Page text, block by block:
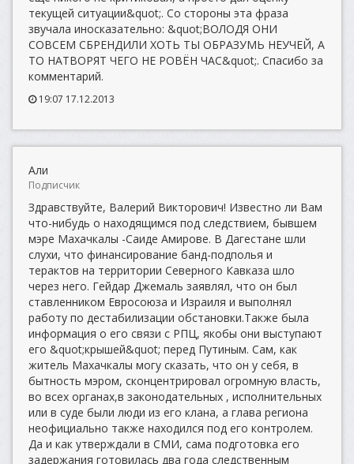
текущей ситуации&quot;. Со стороны эта фраза
звучала иносказательно: &quot;ВОЛОДЯ ОНИ
СОВСЕМ СБРЕНДИЛИ ХОТЬ ТЫ ОБРАЗУМЬ НЕУЧЕЙ, А
ТО НАТВОРЯТ ЧЕГО НЕ РОВЁН ЧАС&quot;. Спасибо за
комментарий.
19:07 17.12.2013
Али
Подписчик
Здравствуйте, Валерий Викторович! Известно ли Вам
что-нибудь о находящимся под следствием, бывшем
мэре Махачкалы -Саиде Амирове. В Дагестане шли
слухи, что финансирование банд-подполья и
терактов на территории Северного Кавказа шло
через него. Гейдар Джемаль заявлял, что он был
ставленником Евросоюза и Израиля и выполнял
работу по дестабилизации обстановки.Также была
информация о его связи с РПЦ, якобы они выступают
его &quot;крышей&quot; перед Путиным. Сам, как
житель Махачкалы могу сказать, что он у себя, в
бытность мэром, сконцентрировал огромную власть,
во всех органах,в законодательных , исполнительных
или в суде были люди из его клана, а глава региона
неофициально также находился под его контролем.
Да и как утверждали в СМИ, сама подготовка его
задержания готовилась два года следственным